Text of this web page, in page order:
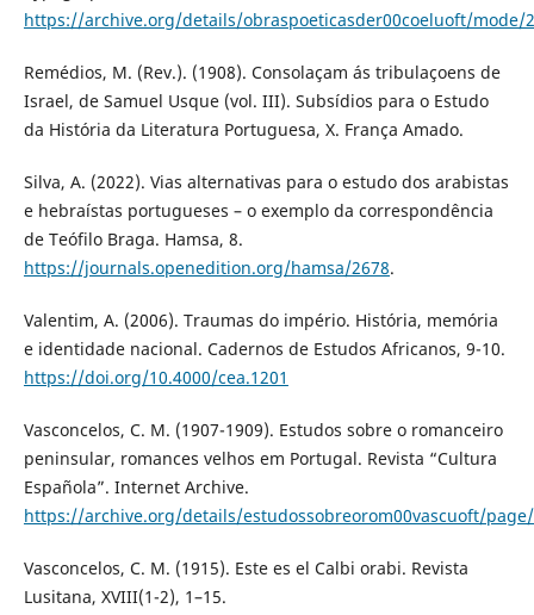
https://archive.org/details/obraspoeticasder00coeluoft/mode/
Remédios, M. (Rev.). (1908). Consolaçam ás tribulaçoens de
Israel, de Samuel Usque (vol. III). Subsídios para o Estudo
da História da Literatura Portuguesa, X. França Amado.
Silva, A. (2022). Vias alternativas para o estudo dos arabistas
e hebraístas portugueses – o exemplo da correspondência
de Teófilo Braga. Hamsa, 8.
https://journals.openedition.org/hamsa/2678.
Valentim, A. (2006). Traumas do império. História, memória
e identidade nacional. Cadernos de Estudos Africanos, 9-10.
https://doi.org/10.4000/cea.1201
Vasconcelos, C. M. (1907-1909). Estudos sobre o romanceiro
peninsular, romances velhos em Portugal. Revista “Cultura
Española”. Internet Archive.
https://archive.org/details/estudossobreorom00vascuoft/
Vasconcelos, C. M. (1915). Este es el Calbi orabi. Revista
Lusitana, XVIII(1-2), 1–15.